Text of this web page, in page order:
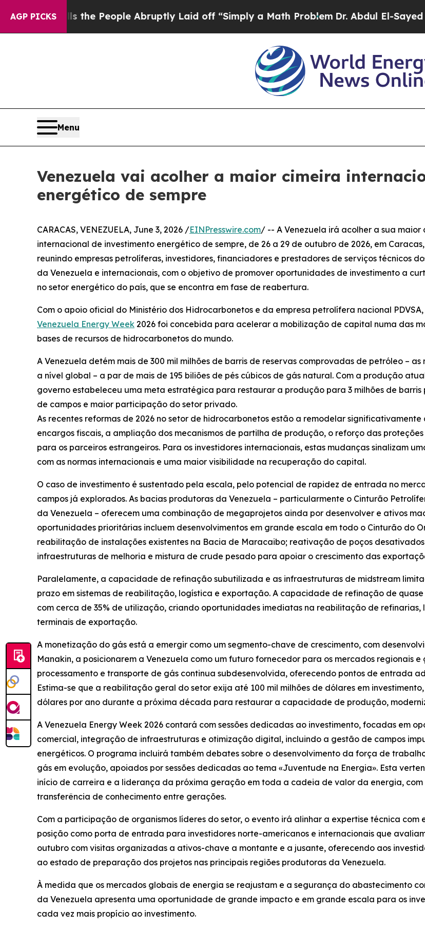
AGP PICKS
Calls the People Abruptly Laid off “Simply a Math ProblemDr. Abdul El-Sayed on
Menu
Venezuela vai acolher a maior cimeira
energético de sempre
CARACAS, VENEZUELA, June 3, 2026 /EINPresswire.com/ -- A Venezuela irá acolher a sua maior
internacional de investimento energético de sempre, de 26 a 29 de outubro de 2026, em Caracas,
reunindo empresas petrolíferas, investidores, financiadores e prestadores de serviços técnicos
da Venezuela e internacionais, com o objetivo de promover oportunidades de investimento a
no setor energético do país, que se encontra em fase de reabertura.
Com o apoio oficial do Ministério dos Hidrocarbonetos e da empresa petrolífera nacional PDVSA,
Venezuela Energy Week 2026 foi concebida para acelerar a mobilização de capital numa das
bases de recursos de hidrocarbonetos do mundo.
A Venezuela detém mais de 300 mil milhões de barris de reservas comprovadas de petróleo – as
a nível global – a par de mais de 195 biliões de pés cúbicos de gás natural. Com a produção
governo estabeleceu uma meta estratégica para restaurar a produção para 3 milhões de
de campos e maior participação do setor privado.
As recentes reformas de 2026 no setor de hidrocarbonetos estão a remodelar
encargos fiscais, a ampliação dos mecanismos de partilha de produção, o reforço das
para os parceiros estrangeiros. Para os investidores internacionais, estas mudanças sinalizam
com as normas internacionais e uma maior visibilidade na recuperação do capital.
O caso de investimento é sustentado pela escala, pelo potencial de rapidez de entrada no
campos já explorados. As bacias produtoras da Venezuela – particularmente o Cinturão
da Venezuela – oferecem uma combinação de megaprojetos ainda por desenvolver e ativos
oportunidades prioritárias incluem desenvolvimentos em grande escala em todo o Cinturão do
reabilitação de instalações existentes na Bacia de Maracaibo; reativação de poços
infraestruturas de melhoria e mistura de crude pesado para apoiar o crescimento das
Paralelamente, a capacidade de refinação subutilizada e as infraestruturas de midstream
prazo em sistemas de reabilitação, logística e exportação. A capacidade de refinação de
com cerca de 35% de utilização, criando oportunidades imediatas na reabilitação de
terminais de exportação.
A monetização do gás está a emergir como um segmento-chave de crescimento, com
Manakin, a posicionarem a Venezuela como um futuro fornecedor para os mercados regionais
processamento e transporte de gás continua subdesenvolvida, oferecendo pontos de entrada
Estima-se que a reabilitação geral do setor exija até 100 mil milhões de dólares em
dólares por ano durante a próxima década para restaurar a capacidade de produção,
A Venezuela Energy Week 2026 contará com sessões dedicadas ao investimento, focadas em
comercial, integração de infraestruturas e otimização digital, incluindo a gestão de campos
energéticos. O programa incluirá também debates sobre o desenvolvimento da força de
gás em evolução, apoiados por sessões dedicadas ao tema «Juventude na Energia». Esta
início de carreira e a liderança da próxima geração em toda a cadeia de valor da energia,
transferência de conhecimento entre gerações.
Com a participação de organismos líderes do setor, o evento irá alinhar a expertise técnica
posição como porta de entrada para investidores norte-americanos e internacionais que
outubro com visitas organizadas a ativos-chave a montante e a jusante, oferecendo aos
ao estado de preparação dos projetos nas principais regiões produtoras da Venezuela.
À medida que os mercados globais de energia se reajustam e a segurança do abastecimento
da Venezuela apresenta uma oportunidade de grande impacto e em grande escala para os
cada vez mais propício ao investimento.